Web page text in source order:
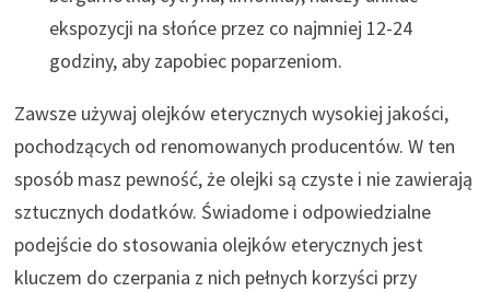
ekspozycji na słońce przez co najmniej 12-24
godziny, aby zapobiec poparzeniom.
Zawsze używaj olejków eterycznych wysokiej jakości,
pochodzących od renomowanych producentów. W ten
sposób masz pewność, że olejki są czyste i nie zawierają
sztucznych dodatków. Świadome i odpowiedzialne
podejście do stosowania olejków eterycznych jest
kluczem do czerpania z nich pełnych korzyści przy